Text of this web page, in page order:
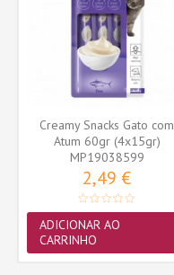
Creamy Snacks Gato com
Atum 60gr (4x15gr)
MP19038599
2,49 €
ADICIONAR AO
CARRINHO